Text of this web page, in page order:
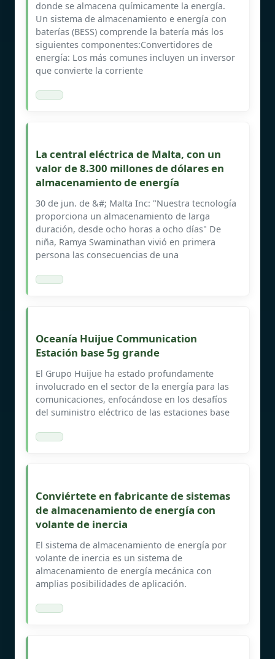
donde se almacena químicamente la energía.
Un sistema de almacenamiento e energía con
baterías (BESS) comprende la batería más los
siguientes componentes:Convertidores de
energía: Los más comunes incluyen un inversor
que convierte la corriente
La central eléctrica de Malta, con un
valor de 8.300 millones de dólares en
almacenamiento de energía
30 de jun. de &#; Malta Inc: "Nuestra tecnología
proporciona un almacenamiento de larga
duración, desde ocho horas a ocho días" De
niña, Ramya Swaminathan vivió en primera
persona las consecuencias de una
Oceanía Huijue Communication
Estación base 5g grande
El Grupo Huijue ha estado profundamente
involucrado en el sector de la energía para las
comunicaciones, enfocándose en los desafíos
del suministro eléctrico de las estaciones base
Conviértete en fabricante de sistemas
de almacenamiento de energía con
volante de inercia
El sistema de almacenamiento de energía por
volante de inercia es un sistema de
almacenamiento de energía mecánica con
amplias posibilidades de aplicación.